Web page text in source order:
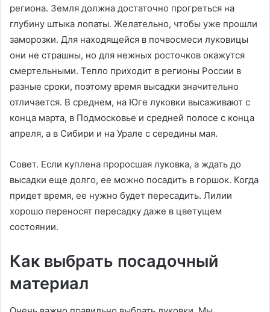
региона. Земля должна достаточно прогреться на
глубину штыка лопаты. Желательно, чтобы уже прошли
заморозки. Для находящейся в почвосмеси луковицы
они не страшны, но для нежных росточков окажутся
смертельными. Тепло приходит в регионы России в
разные сроки, поэтому время высадки значительно
отличается. В среднем, на Юге луковки высаживают с
конца марта, в Подмосковье и средней полосе с конца
апреля, а в Сибири и на Урале с середины мая.
Совет. Если куплена проросшая луковка, а ждать до
высадки еще долго, ее можно посадить в горшок. Когда
придет время, ее нужно будет пересадить. Лилии
хорошо переносят пересадку даже в цветущем
состоянии.
Как выбрать посадочный
материал